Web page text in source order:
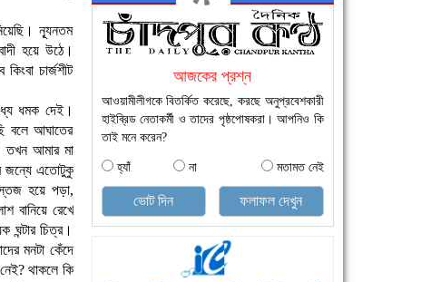
নূ্যনতম
হয়ে উঠে।
চার্জশীট
ধমক দেই।
বলে আঘাতের
তখন আমার মা
জন্যে এতোটুকু
হয়ে পড়া,
বানিয়ে রেখে
ঘন্টার চিত্র।
মনটা কেঁদে
থাকলে কি
আজকের প্রশ্ন
আওয়ামীলীগকে বিতর্কিত করেছে, করছে অনুপ্রবেশকারী
হাইব্রিড নেতাকর্মী ও তাদের পৃষ্ঠপোষকরা। আপনিও কি
তাই মনে করেন?
হ্যাঁ না মতামত নেই
ভোট দিন ফলাফল দেখুন